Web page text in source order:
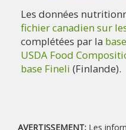
Les données
fichier canadien sur
complétées par la
USDA Food
base Fineli (Finlande).
AVERTISSEMENT: Les